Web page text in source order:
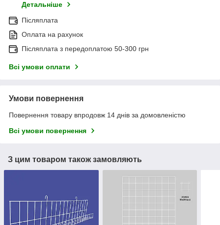
Детальніше
Післяплата
Оплата на рахунок
Післяплата з передоплатою 50-300 грн
Всі умови оплати
Умови повернення
Повернення товару впродовж 14 днів за домовленістю
Всі умови повернення
З цим товаром також замовляють